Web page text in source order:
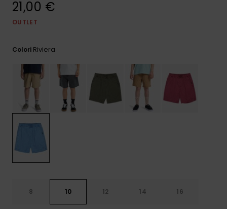
21,00 €
OUTLET
Colori Riviera
8 10 12 14 16